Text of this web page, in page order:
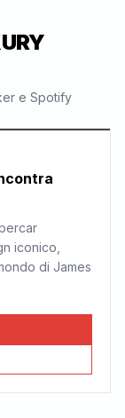
e Spotify
iconico,
di James